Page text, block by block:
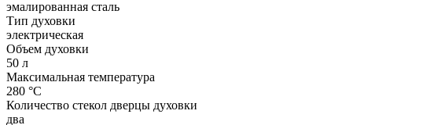
эмалированная сталь
Тип духовки
электрическая
Объем духовки
50 л
Максимальная температура
280 °C
Количество стекол дверцы духовки
два